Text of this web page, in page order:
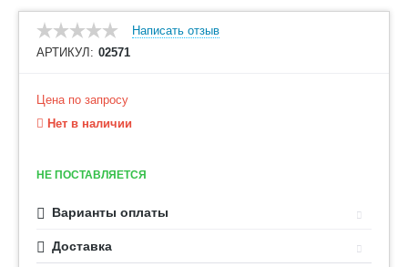
Написать отзыв
АРТИКУЛ: 02571
Цена по запросу
Нет в наличии
НЕ ПОСТАВЛЯЕТСЯ
Варианты оплаты
Доставка